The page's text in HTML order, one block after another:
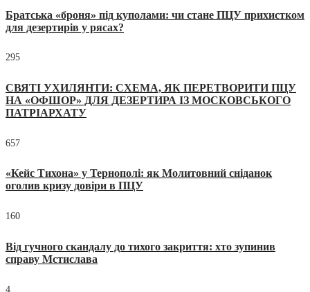
Братська «броня» під куполами: чи стане ПЦУ прихистком
для дезертирів у рясах?
295
СВЯТІ УХИЛЯНТИ: СХЕМА, ЯК ПЕРЕТВОРИТИ ПЦУ
НА «ОФШОР» ДЛЯ ДЕЗЕРТИРА ІЗ МОСКОВСЬКОГО
ПАТРІАРХАТУ
657
«Кейс Тихона» у Тернополі: як Молитовний сніданок
оголив кризу довіри в ПЦУ
160
Від гучного скандалу до тихого закриття: хто зупинив
справу Мстислава
4